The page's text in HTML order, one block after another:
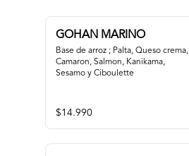
GOHAN MARINO
Base de arroz ; Palta, Queso crema,
Camaron, Salmon, Kanikama,
Sesamo y Ciboulette
$14.990